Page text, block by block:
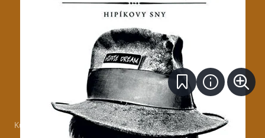
Kultura 26. 5. 2013 minut